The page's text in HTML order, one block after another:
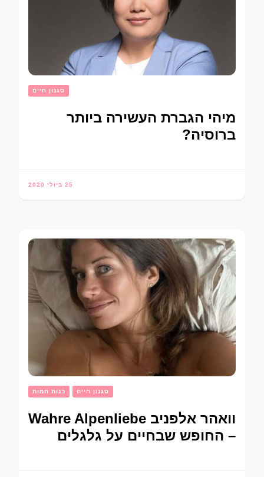
סגנון חיים
מיהי הגברת העשירה ביותר
ברוסיה?
25 ביולי 2020
בנות חמות סגנון חיים
וואהר אלפניב Wahre Alpenliebe
– החופש שבחיים על גלגלים